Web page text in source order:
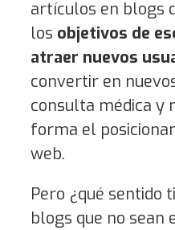
artículos en blogs
los objetivos de
atraer nuevos
convertir en
consulta médica y
forma el
web.
Pero ¿qué sentido
blogs que no sean